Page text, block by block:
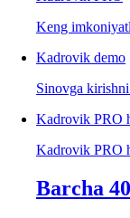
Keng
Kadrovik demo
Sinovga
Kadrovik PRO
Kadrovik PRO
Barcha